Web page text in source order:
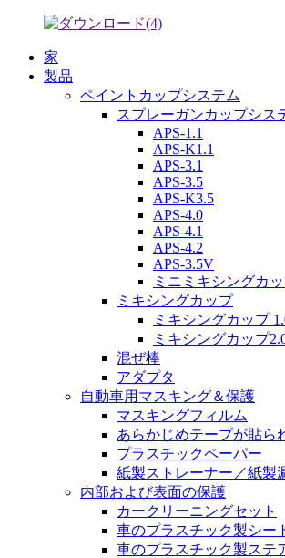
家
製品
ペイントカップシステム
スプレーガンカップシス
APS-1.1
APS-K1.1
APS-3.1
APS-3.5
APS-K3.5
APS-4.0
APS-4.1
APS-4.2
APS-3.5V
ミニミキシングカ
ミキシングカップ
ミキシングカップ
ミキシングカップ
混ぜ棒
アダプタ
自動車用マスキング＆保護
マスキングフィルム
あらかじめテープが貼ら
プラスチックペーパー
紙製ストレーナー／紙製
内部および表面の保護
カークリーニングセット
車のプラスチック製シー
車のプラスチック製ステ